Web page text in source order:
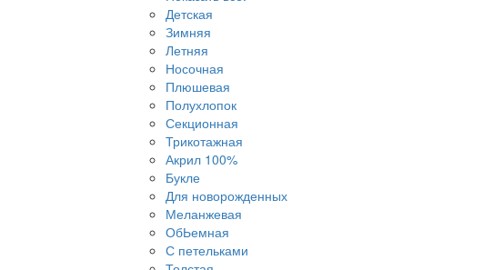
Детская
Зимняя
Летняя
Носочная
Плюшевая
Полухлопок
Секционная
Трикотажная
Акрил 100%
Букле
Для новорожденных
Меланжевая
ОбЬемная
С петельками